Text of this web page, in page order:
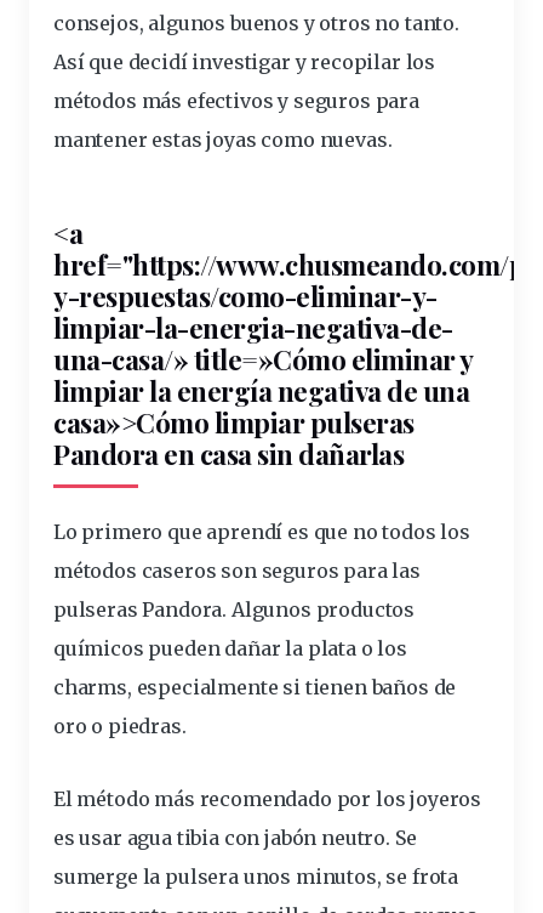
consejos, algunos buenos y otros no tanto.
Así que decidí investigar y recopilar los
métodos más efectivosy seguros para
mantener estas joyas como nuevas.
<a
href="https://www.chusmeando.com/
y-respuestas/como-eliminar-y-
limpiar-la-energia-negativa-de-
una-casa/» title=»Cómo eliminar y
limpiar la energía negativa de una
casa»>Cómo limpiarpulseras
Pandora en casa sin dañarlas
Lo primero que aprendí es que no todos los
métodos caseros son seguros para las
pulseras Pandora. Algunos productos
químicos pueden dañar la plata o los
charms, especialmente si tienen baños de
oro o piedras.
El método más recomendado por los joyeros
es usar agua tibia con jabón neutro. Se
sumerge la pulsera unos minutos, se frota